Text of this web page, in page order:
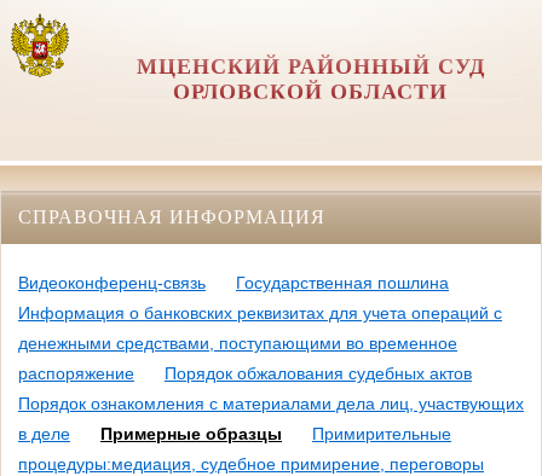
МЦЕНСКИЙ РАЙОННЫЙ СУД
ОРЛОВCКОЙ ОБЛАСТИ
СПРАВОЧНАЯ ИНФОРМАЦИЯ
Видеоконференц-связь
Государственная пошлина
Информация о банковских реквизитах для учета операций с
денежными средствами, поступающими во временное
распоряжение
Порядок обжалования судебных актов
Порядок ознакомления с материалами дела лиц, участвующих
в деле
Примерные образцы
Примирительные
процедуры:медиация, судебное примирение, переговоры